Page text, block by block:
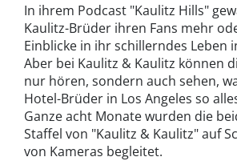
In ihrem Podcast "Kaulitz Hills"
Kaulitz-Brüder ihren Fans mehr
Einblicke in ihr schillerndes Leben
Aber bei Kaulitz & Kaulitz können
nur hören, sondern auch sehen,
Hotel-Brüder in Los Angeles so
Ganze acht Monate wurden die
Staffel von "Kaulitz & Kaulitz" auf
von Kameras begleitet.